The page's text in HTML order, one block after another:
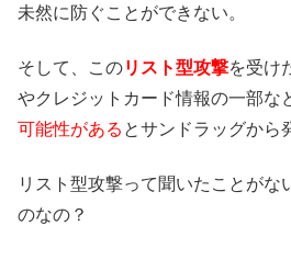
未然に防ぐことができない。
そして、このリスト型攻撃を受け
やクレジットカード情報の一部な
可能性がある とサンドラッグから
リスト型攻撃って聞いたことがな
のなの？